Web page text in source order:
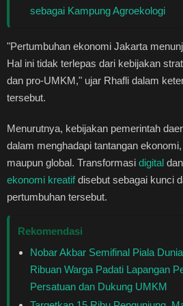
sebagai Kampung Agroekologi
"Pertumbuhan ekonomi Jakarta
Hal ini tidak terlepas dari kebijakan
dan pro-UMKM," ujar Rhafli dalam
tersebut.
Menurutnya, kebijakan pemerintah
dalam menghadapi tantangan
maupun global. Transformasi digital
ekonomi kreatifdisebut sebagai kunci
pertumbuhan tersebut.
Rekomendasi
Nobar Akbar Semifinal Piala
Ribuan Warga Padati Lapangan
Persatuan dan Dukung UMKM